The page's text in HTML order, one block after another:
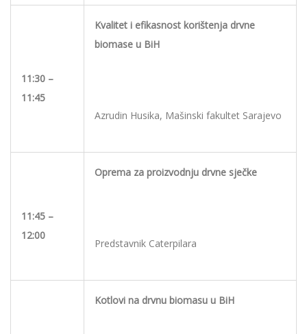
11:30 –
11:45
Kvalitet i efikasnost korištenja drvne
biomase u BiH
Azrudin Husika, Mašinski fakultet Sarajevo
11:45 –
12:00
Oprema za proizvodnju drvne sječke
Predstavnik Caterpilara
Kotlovi na drvnu biomasu u BiH